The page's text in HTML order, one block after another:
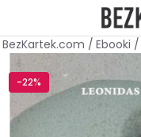
BezKartek.com / Ebooki /
-22%